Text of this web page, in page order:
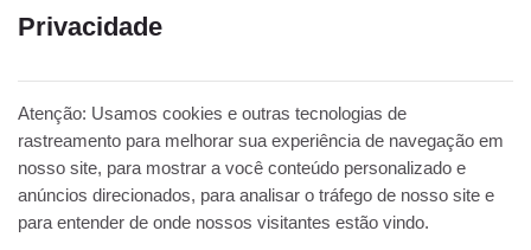
Privacidade
Atenção: Usamos cookies e outras tecnologias de
rastreamento para melhorar sua experiência de navegação em
nosso site, para mostrar a você conteúdo personalizado e
anúncios direcionados, para analisar o tráfego de nosso site e
para entender de onde nossos visitantes estão vindo.